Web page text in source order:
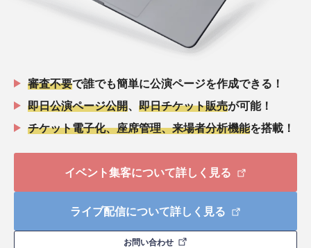
審査不要で誰でも簡単に公演ページを作成できる！
即日公演ページ公開
即日チケット販売が可能！
チケット電子化、座席管理、来場者分析機能を搭載！
イベント集客について詳しく見る
ライブ配信について詳しく見る
お問い合わせ